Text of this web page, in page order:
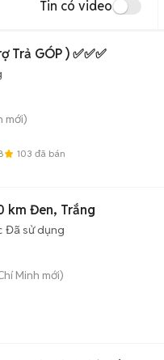
Tin có video
GÓP ) ✅✅✅
mới)
103 đã bán
km Đen, Trắng
Đã sử dụng
Minh mới)